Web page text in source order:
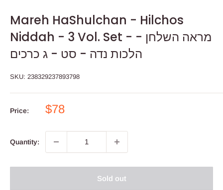
Mareh HaShulchan - Hilchos
Niddah - 3 Vol. Set - מראה השלחן -
הלכות נדה - סט - ג כרכים
SKU: 238329237893798
Price:
Sale
$78
Quantity:
Sold out